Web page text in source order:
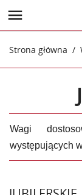

Strona główna
Wagi
występujących